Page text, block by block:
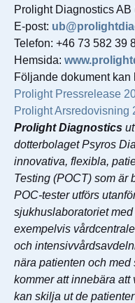
Prolight Diagnostics AB
E-post:
Telefon: +46 73 582 39
Hemsida:
Följande dokument kan
Prolight Pressrelease
Prolight Arsredovisning
Prolight Diagnostics
dotterbolaget Psyros
innovativa, flexibla,
Testing (POCT) som är
POC-tester utförs
sjukhuslaboratoriet
exempelvis
och
nära patienten och
kommer att innebära
kan skilja ut de